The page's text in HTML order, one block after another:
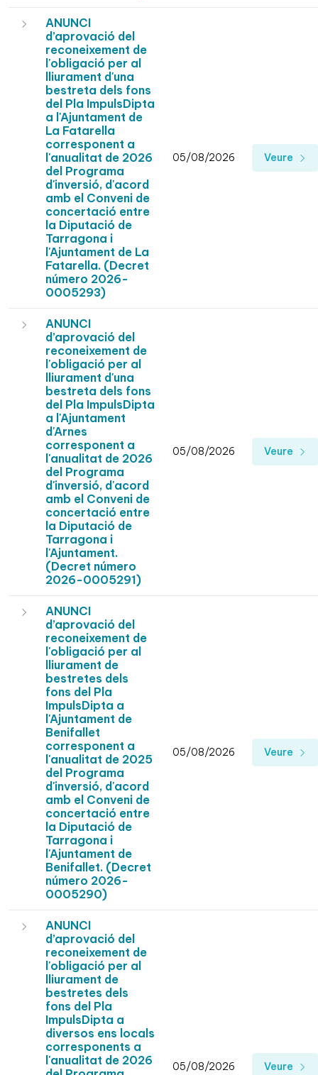
ANUNCI
d’aprovació del
reconeixement de
l'obligació per al
lliurament d'una
bestreta dels fons
del Pla ImpulsDipta
a l'Ajuntament de
La Fatarella
corresponent a
l'anualitat de 2026
del Programa
d'inversió, d'acord
amb el Conveni de
concertació entre
la Diputació de
Tarragona i
l'Ajuntament de La
Fatarella. (Decret
número 2026-
0005293)
05/08/2026 Veure
ANUNCI
d’aprovació del
reconeixement de
l'obligació per al
lliurament d'una
bestreta dels fons
del Pla ImpulsDipta
a l'Ajuntament
d'Arnes
corresponent a
l'anualitat de 2026
del Programa
d'inversió, d'acord
amb el Conveni de
concertació entre
la Diputació de
Tarragona i
l'Ajuntament.
(Decret número
2026-0005291)
05/08/2026 Veure
ANUNCI
d’aprovació del
reconeixement de
l'obligació per al
lliurament de
bestretes dels
fons del Pla
ImpulsDipta a
l'Ajuntament de
Benifallet
corresponent a
l'anualitat de 2025
del Programa
d'inversió, d'acord
amb el Conveni de
concertació entre
la Diputació de
Tarragona i
l'Ajuntament de
Benifallet. (Decret
número 2026-
0005290)
05/08/2026 Veure
ANUNCI
d’aprovació del
reconeixement de
l'obligació per al
lliurament de
bestretes dels
fons del Pla
ImpulsDipta a
diversos ens locals
corresponents a
l'anualitat de 2026
05/08/2026 Veure